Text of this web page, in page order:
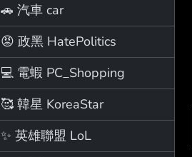
🚗 汽車 car
😡 政黑 HatePolitics
💻 電蝦 PC_Shopping
🥰 韓星 KoreaStar
✨ 英雄聯盟 LoL